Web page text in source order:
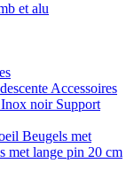
et alu
Accessoires
Inox noir Support
Beugels met
met lange pin 20 cm